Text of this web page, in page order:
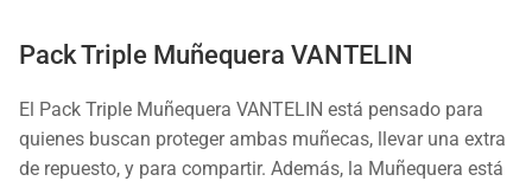
Pack Triple Muñequera VANTELIN
El Pack Triple Muñequera VANTELIN está pensado para
quienes buscan proteger ambas muñecas, llevar una extra
de repuesto, y para compartir. Además, la Muñequera está